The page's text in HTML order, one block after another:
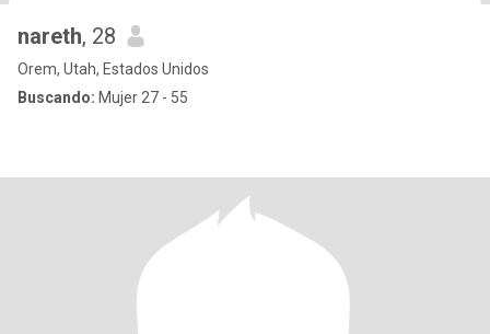
nareth, 28
Orem, Utah, Estados Unidos
Buscando: Mujer 27 - 55